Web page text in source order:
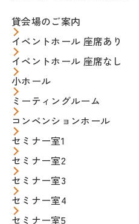
貸会場のご案内
イベントホール 座席あり
イベントホール 座席なし
小ホール
ミーティングルーム
コンベンションホール
セミナー室1
セミナー室2
セミナー室3
セミナー室4
セミナー室5